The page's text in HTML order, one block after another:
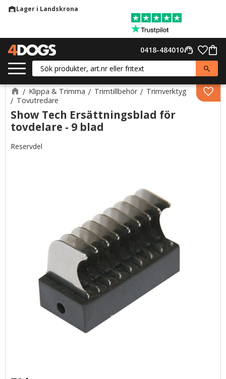
warehouseLager i Landskrona
support_agent
0418-484010
Klippa & Trimma Trimtillbehör
Trimverktyg
Tovutredare
Show Tech Ersättningsblad för
tovdelare - 9 blad
Reservdel